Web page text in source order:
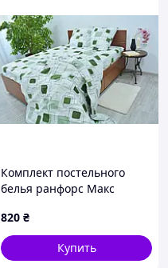
Комплект постельного
белья ранфорс Макс
820 ₴
Купить